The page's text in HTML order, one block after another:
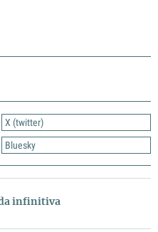
X (twitter)
Bluesky
infinitiva